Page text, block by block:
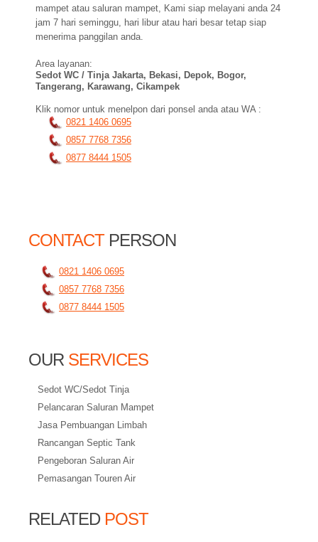
mampet atau saluran mampet, Kami siap melayani anda 24
jam 7 hari seminggu, hari libur atau hari besar tetap siap
menerima panggilan anda.
Area layanan:
Sedot WC / Tinja Jakarta, Bekasi, Depok, Bogor,
Tangerang, Karawang, Cikampek
Klik nomor untuk menelpon dari ponsel anda atau WA :
0821 1406 0695
0857 7768 7356
0877 8444 1505
CONTACTPERSON
0821 1406 0695
0857 7768 7356
0877 8444 1505
OUR SERVICES
Sedot WC/Sedot Tinja
Pelancaran Saluran Mampet
Jasa Pembuangan Limbah
Rancangan Septic Tank
Pengeboran Saluran Air
Pemasangan Touren Air
RELATED POST